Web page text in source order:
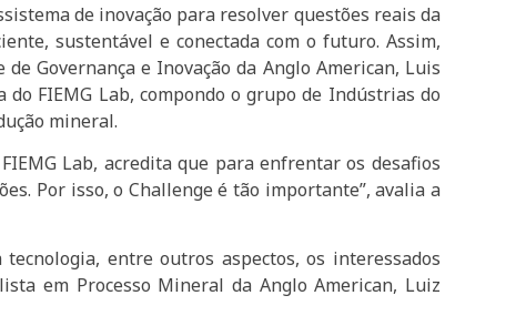
de inovação para resolver questões reais da
sustentável e conectada com o futuro. Assim,
Governança e Inovação da Anglo American, Luis
FIEMG Lab, compondo o grupo de Indústrias do
mineral.
Lab, acredita que para enfrentar os desafios
Por isso, o Challenge é tão importante”, avalia a
entre outros aspectos, os interessados
em Processo Mineral da Anglo American, Luiz